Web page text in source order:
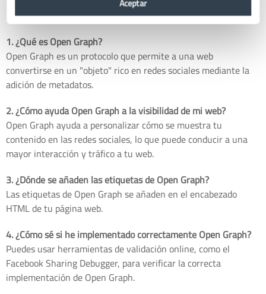
Preguntas Frecuentes (FAQ)
1. ¿Qué es Open Graph?
Open Graph es un protocolo que permite a una web
convertirse en un "objeto" rico en redes sociales mediante la
adición de metadatos.
2. ¿Cómo ayuda Open Graph a la visibilidad de mi web?
Open Graph ayuda a personalizar cómo se muestra tu
contenido en las redes sociales, lo que puede conducir a una
mayor interacción y tráfico a tu web.
3. ¿Dónde se añaden las etiquetas de Open Graph?
Las etiquetas de Open Graph se añaden en el encabezado
HTML de tu página web.
4. ¿Cómo sé si he implementado correctamente Open Graph?
Puedes usar herramientas de validación online, como el
Facebook Sharing Debugger, para verificar la correcta
implementación de Open Graph.